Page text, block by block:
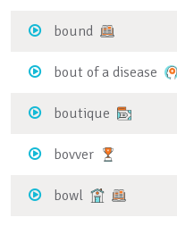
bound
bout of a disease
boutique
bovver
bowl